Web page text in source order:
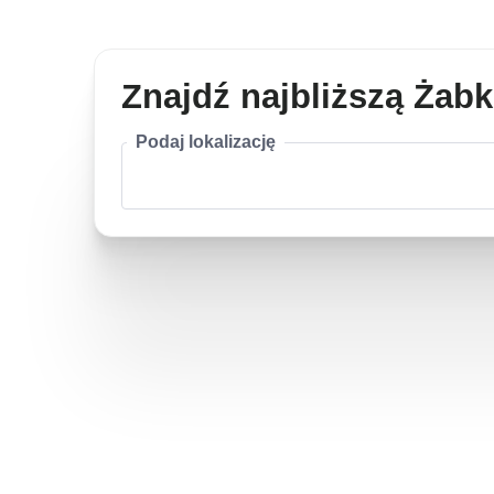
Znajdź najbliższą
Podaj lokalizację